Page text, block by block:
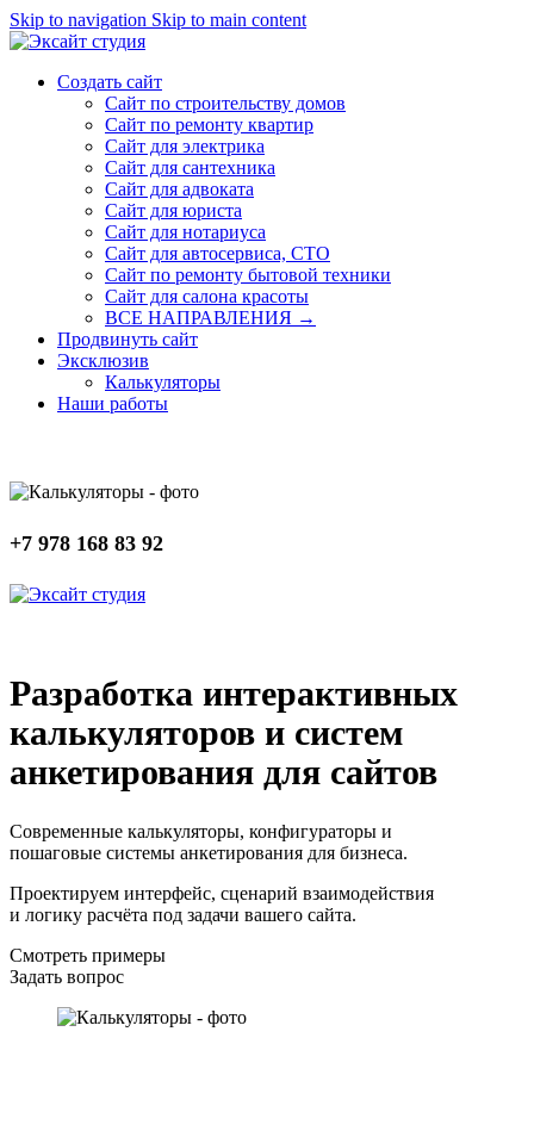
Skip to navigation Skip to main content
Создать сайт
Сайт по строительству домов
Сайт по ремонту квартир
Сайт для электрика
Сайт для сантехника
Сайт для адвоката
Сайт для юриста
Сайт для нотариуса
Сайт для автосервиса, СТО
Сайт по ремонту бытовой техники
Сайт для салона красоты
ВСЕ НАПРАВЛЕНИЯ →
Продвинуть сайт
Эксклюзив
Калькуляторы
Наши работы
+7 978 168 83 92
Разработка интерактивных
калькуляторов и систем
анкетирования для сайтов
Современные калькуляторы, конфигураторы и
пошаговые системы анкетирования для бизнеса.
Проектируем интерфейс, сценарий взаимодействия
и логику расчёта под задачи вашего сайта.
Смотреть примеры
Задать вопрос